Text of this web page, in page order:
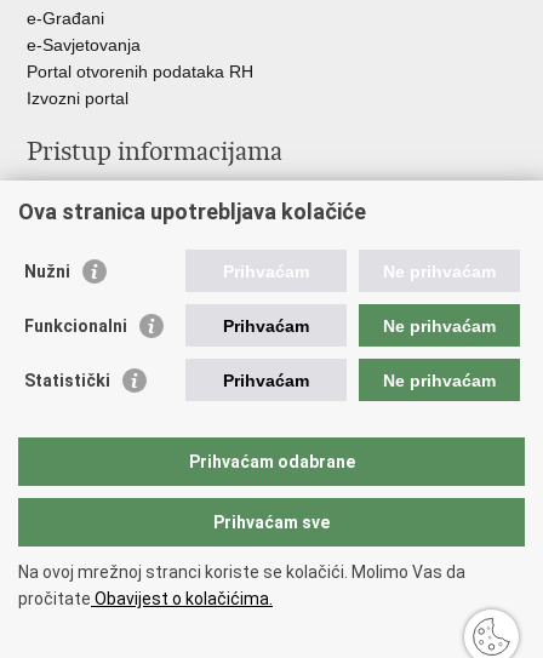
e-Građani
e-Savjetovanja
Portal otvorenih podataka RH
Izvozni portal
Pristup informacijama
Izjava o pristupačnosti
Ravnopravnost spolova u MORH-u i OSRH
Važne poveznice
Vlada RH
Hrvatski Sabor
Copyright © 2026 Ministarstvo obrane Republike Hrvatske.
korištenja.
Ova stranica upotrebljava kolačiće
Nužni Prihvaćam Ne prihvaćam
Funkcionalni Prihvaćam Ne prihvaćam
Statistički Prihvaćam Ne prihvaćam
Prihvaćam odabrane
Prihvaćam sve
Na ovoj mrežnoj stranci koriste se kolačići. Molimo Vas da
pročitate Obavijest o kolačićima.